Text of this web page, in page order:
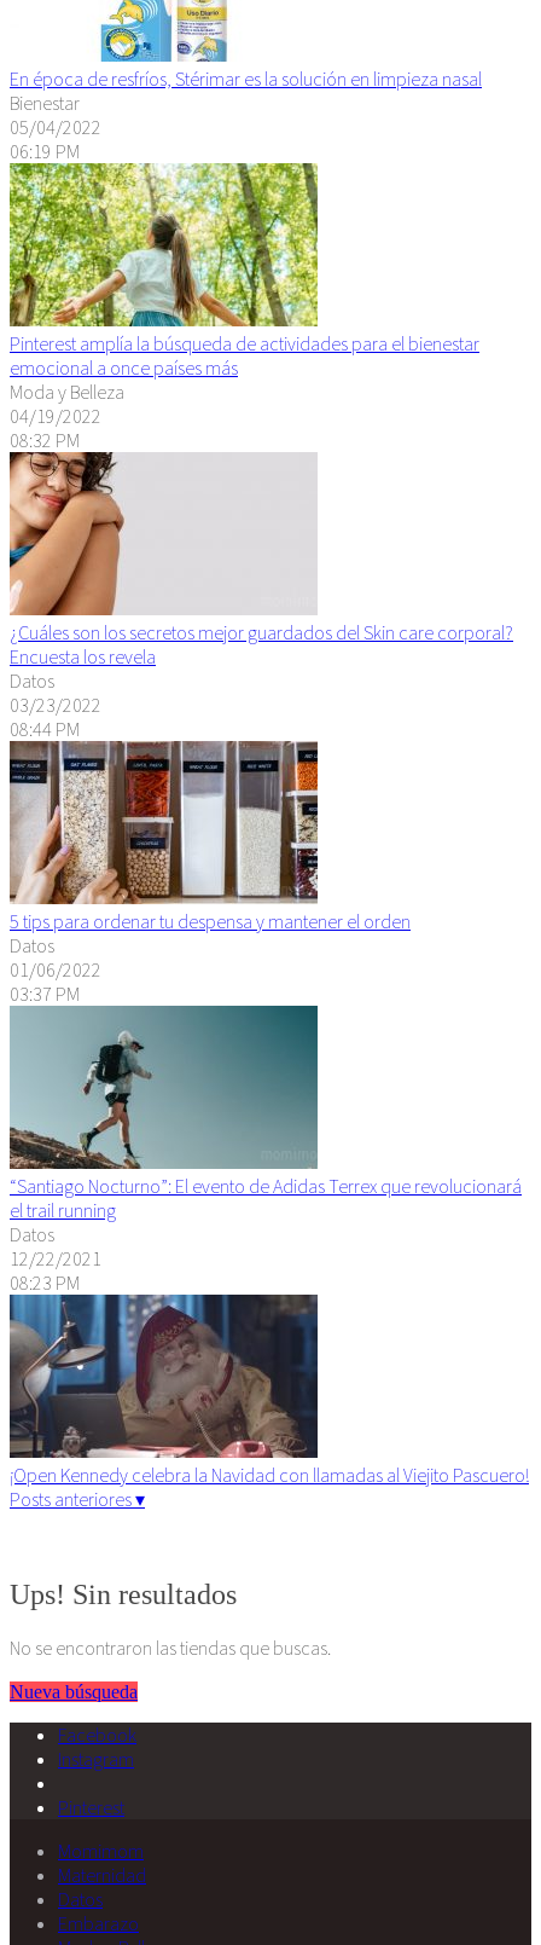
En época de resfríos, Stérimar es la solución en limpieza nasal
Bienestar
05/04/2022
06:19 PM
Pinterest amplía la búsqueda de actividades para el bienestar
emocional a once países más
Moda y Belleza
04/19/2022
08:32 PM
¿Cuáles son los secretos mejor guardados del Skin care corporal?
Encuesta los revela
Datos
03/23/2022
08:44 PM
5 tips para ordenar tu despensa y mantener el orden
Datos
01/06/2022
03:37 PM
“Santiago Nocturno”: El evento de Adidas Terrex que revolucionará
el trail running
Datos
12/22/2021
08:23 PM
¡Open Kennedy celebra la Navidad con llamadas al Viejito Pascuero!
Posts anteriores ▾
Ups! Sin resultados
No se encontraron las tiendas que buscas.
Nueva búsqueda
Facebook
Instagram
Pinterest
Momimom
Maternidad
Datos
Embarazo